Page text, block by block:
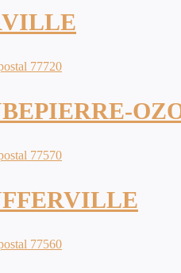
77720
77570
77560